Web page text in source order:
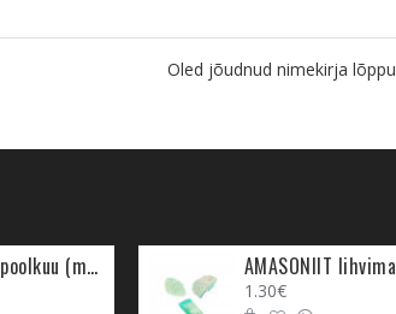
Oled jõudnud nimekirja
AMASONIIT ripats poolkuu (metall) AMASONIIT
1.30€